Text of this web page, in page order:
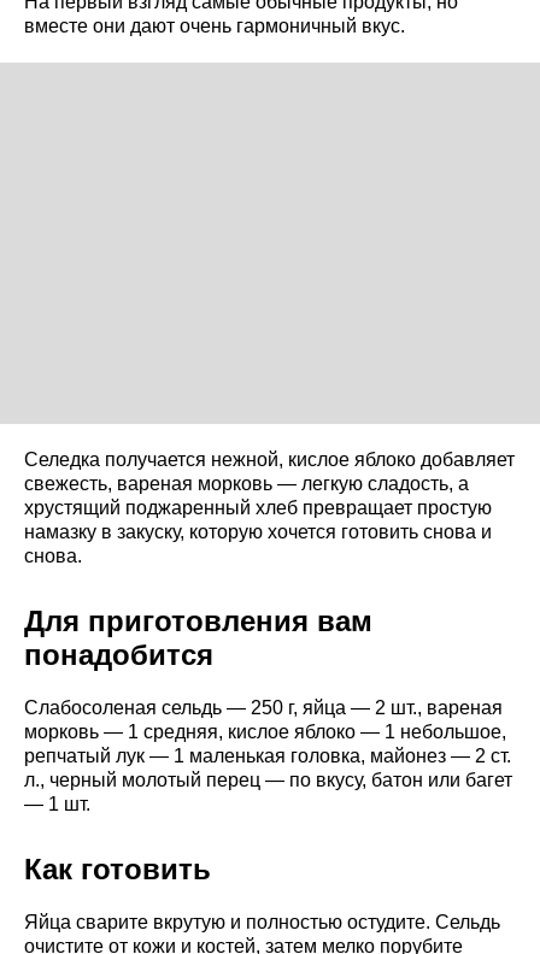
вместе они дают очень гармоничный вкус.
Селедка получается нежной, кислое яблоко добавляет
свежесть, вареная морковь — легкую сладость, а
хрустящий поджаренный хлеб превращает простую
намазку в закуску, которую хочется готовить снова и
снова.
Для приготовления вам
понадобится
Слабосоленая сельдь — 250 г, яйца — 2 шт., вареная
морковь — 1 средняя, кислое яблоко — 1 небольшое,
репчатый лук — 1 маленькая головка, майонез — 2 ст.
л., черный молотый перец — по вкусу, батон или багет
— 1 шт.
Как готовить
Яйца сварите вкрутую и полностью остудите. Сельдь
очистите от кожи и костей, затем мелко порубите